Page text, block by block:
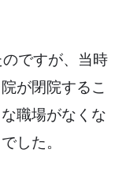
ですが、当時
が閉院するこ
職場がなくな
した。